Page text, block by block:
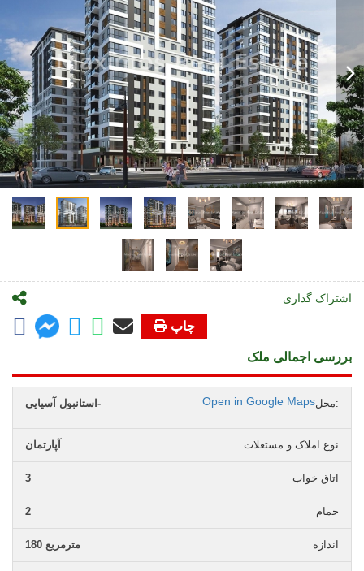
اشتراک گذاری
چاپ
بررسی اجمالی ملک
محل: استانبول آسیایی- Open in Google Maps
نوع املاک و مستغلات آپارتمان
اتاق خواب 3
حمام 2
اندازه 180 مترمربع